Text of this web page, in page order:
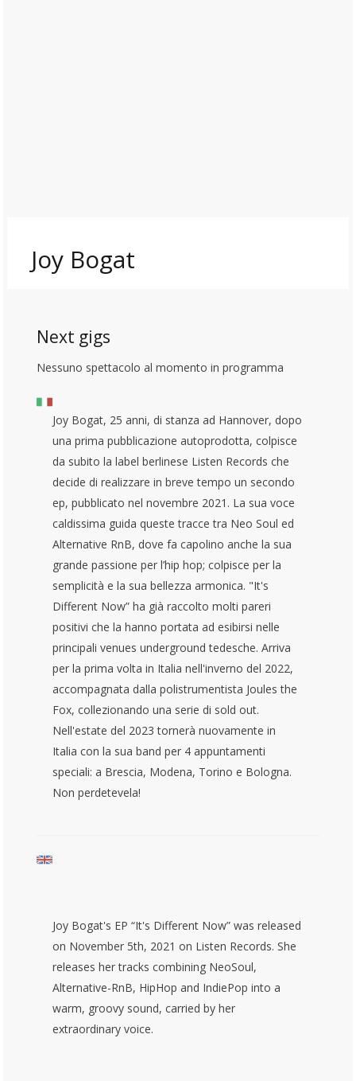
Joy Bogat
Next gigs
Nessuno spettacolo al momento in programma
Joy Bogat, 25 anni, di stanza ad Hannover, dopo
una prima pubblicazione autoprodotta, colpisce
da subito la label berlinese Listen Records che
decide di realizzare in breve tempo un secondo
ep, pubblicato nel novembre 2021. La sua voce
caldissima guida queste tracce tra Neo Soul ed
Alternative RnB, dove fa capolino anche la sua
grande passione per l’hip hop; colpisce per la
semplicità e la sua bellezza armonica. "It's
Different Now” ha già raccolto molti pareri
positivi che la hanno portata ad esibirsi nelle
principali venues underground tedesche. Arriva
per la prima volta in Italia nell'inverno del 2022,
accompagnata dalla polistrumentista Joules the
Fox, collezionando una serie di sold out.
Nell'estate del 2023 tornerà nuovamente in
Italia con la sua band per 4 appuntamenti
speciali: a Brescia, Modena, Torino e Bologna.
Non perdetevela!
Joy Bogat's EP “It's Different Now” was released
on November 5th, 2021 on Listen Records. She
releases her tracks combining NeoSoul,
Alternative-RnB, HipHop and IndiePop into a
warm, groovy sound, carried by her
extraordinary voice.